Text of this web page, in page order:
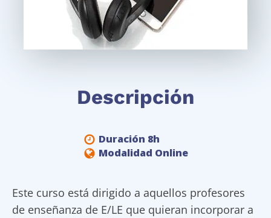
Descripción
Duración 8h
Modalidad Online
Este curso está dirigido a aquellos profesores
de enseñanza de E/LE que quieran incorporar a